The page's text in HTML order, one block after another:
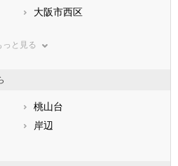
和歌山県
県
県
大阪市西区
大阪市浪速区
大阪市城東区
大阪市住吉区
っと見る
桃山台
岸辺